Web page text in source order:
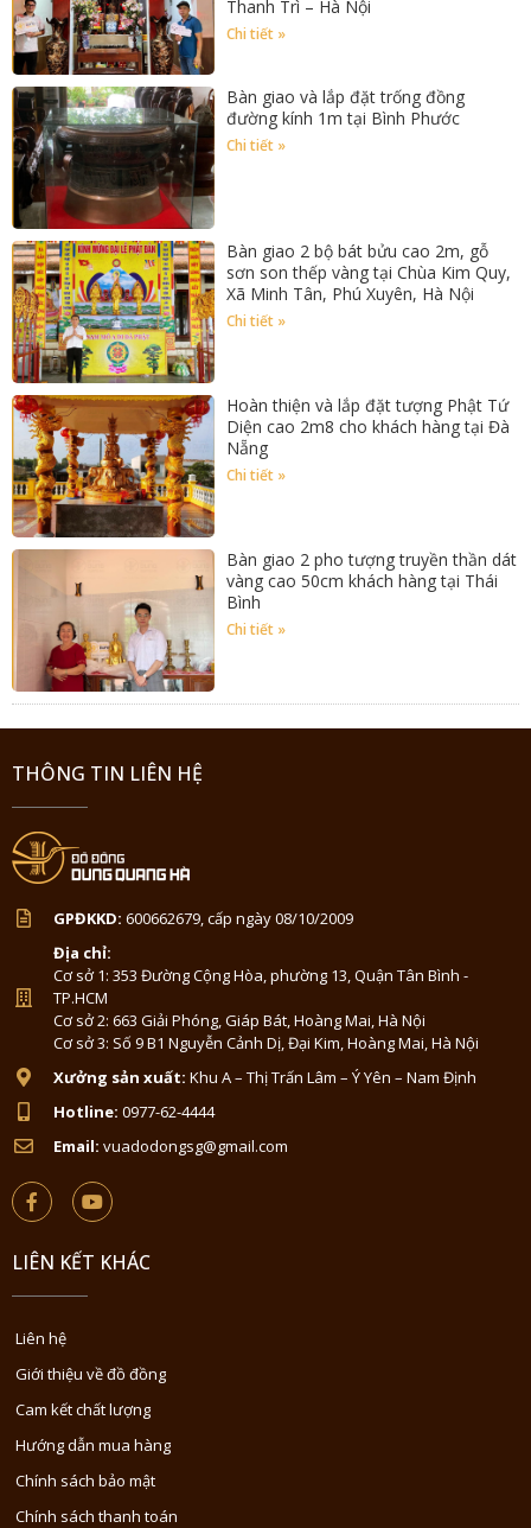
Thanh Trì – Hà Nội
Chi tiết »
Bàn giao và lắp đặt trống đồng
đường kính 1m tại Bình Phước
Chi tiết »
Bàn giao 2 bộ bát bửu cao 2m, gỗ
sơn son thếp vàng tại Chùa Kim Quy,
Xã Minh Tân, Phú Xuyên, Hà Nội
Chi tiết »
Hoàn thiện và lắp đặt tượng Phật Tứ
Diện cao 2m8 cho khách hàng tại Đà
Nẵng
Chi tiết »
Bàn giao 2 pho tượng truyền thần dát
vàng cao 50cm khách hàng tại Thái
Bình
Chi tiết »
THÔNG TIN LIÊN HỆ
GPĐKKD: 600662679, cấp ngày 08/10/2009
Địa chỉ:
Cơ sở 1: 353 Đường Cộng Hòa, phường 13, Quận Tân Bình -
TP.HCM
Cơ sở 2: 663 Giải Phóng, Giáp Bát, Hoàng Mai, Hà Nội
Cơ sở 3: Số 9 B1 Nguyễn Cảnh Dị, Đại Kim, Hoàng Mai, Hà Nội
Xưởng sản xuất: Khu A – Thị Trấn Lâm – Ý Yên – Nam Định
Hotline: 0977-62-4444
Email: vuadodongsg@gmail.com
LIÊN KẾT KHÁC
Liên hệ
Giới thiệu về đồ đồng
Cam kết chất lượng
Hướng dẫn mua hàng
Chính sách bảo mật
Chính sách thanh toán